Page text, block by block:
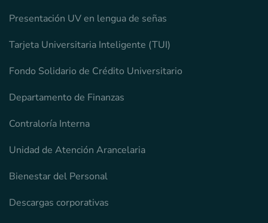
Presentación UV en lengua de señas
Tarjeta Universitaria Inteligente (TUI)
Fondo Solidario de Crédito Universitario
Departamento de Finanzas
Contraloría Interna
Unidad de Atención Arancelaria
Bienestar del Personal
Descargas corporativas